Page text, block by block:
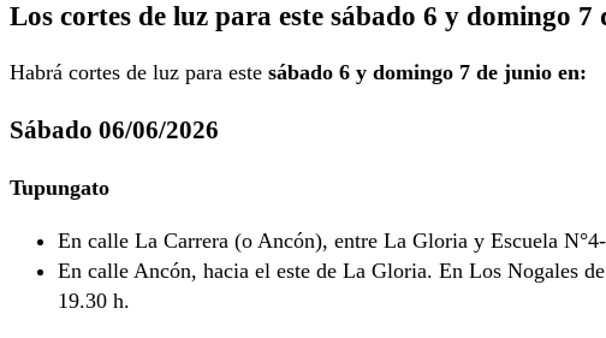
Los cortes de luz para este sábado 6 y domingo 7
Habrá cortes de luz para este sábado 6 y domingo 7 de junio en:
Sábado 06/06/2026
Tupungato
En calle La Carrera (o Ancón), entre La Gloria y Escuela
En calle Ancón, hacia el este de La Gloria. En Los Nogales
19.30 h.